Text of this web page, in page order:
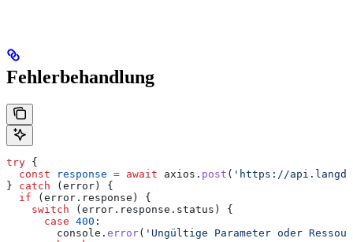
Fehlerbehandlung
try {
  const
response = await axios . post ( 'https://
} catch ( error ) {
  if
( error . response ) {
    switch
( error . response . status ) {
      case
400 :
        console
. error( 'Ungültige Parameter oder